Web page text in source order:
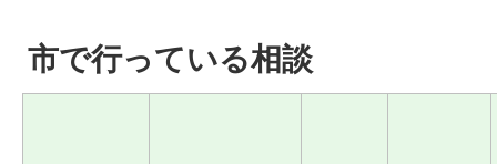
市で行っている相談